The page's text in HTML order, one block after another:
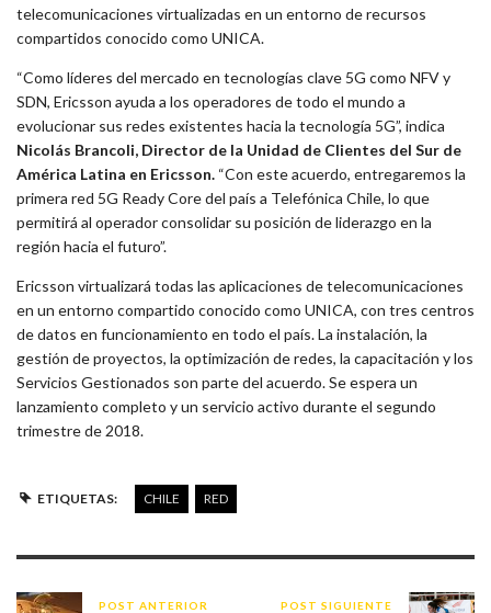
telecomunicaciones virtualizadas en un entorno de recursos
compartidos conocido como UNICA.
“Como líderes del mercado en tecnologías clave 5G como NFV y
SDN, Ericsson ayuda a los operadores de todo el mundo a
evolucionar sus redes existentes hacia la tecnología 5G”, indica
Nicolás Brancoli, Director de la Unidad de Clientes del Sur de
América Latina en Ericsson. “Con este acuerdo, entregaremos la
primera red 5G Ready Core del país a Telefónica Chile, lo que
permitirá al operador consolidar su posición de liderazgo en la
región hacia el futuro”.
Ericsson virtualizará todas las aplicaciones de telecomunicaciones
en un entorno compartido conocido como UNICA, con tres centros
de datos en funcionamiento en todo el país. La instalación, la
gestión de proyectos, la optimización de redes, la capacitación y los
Servicios Gestionados son parte del acuerdo. Se espera un
lanzamiento completo y un servicio activo durante el segundo
trimestre de 2018.
ETIQUETAS: CHILE RED
POST ANTERIOR POST SIGUIENTE